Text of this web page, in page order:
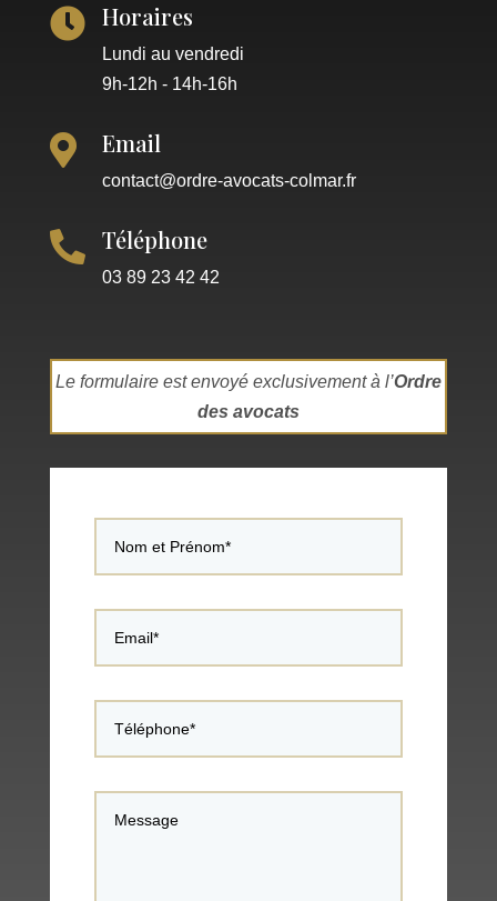
 Horaires
Lundi au vendredi
9h-12h - 14h-16h
 Email
contact@ordre-avocats-colmar.fr
 Téléphone
03 89 23 42 42
Le formulaire est envoyé exclusivement à l’Ordre
des avocats